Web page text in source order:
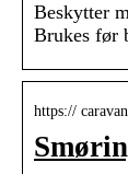
Beskytter
Brukes før
https://